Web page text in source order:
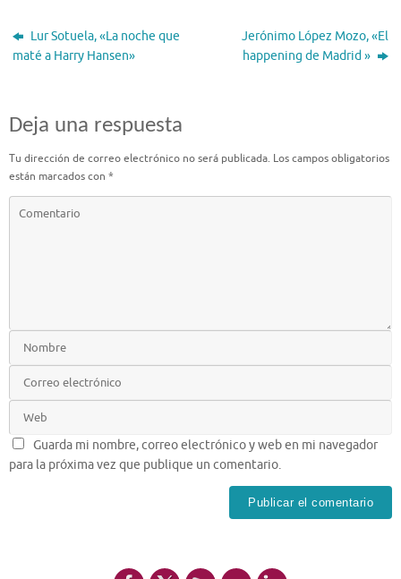
Lur Sotuela, «La noche que
maté a Harry Hansen»
Jerónimo López Mozo, «El
happening de Madrid »
Deja una respuesta
Tu dirección de correo electrónico no será publicada. Los campos obligatorios
están marcados con *
Guarda mi nombre, correo electrónico y web en mi navegador
para la próxima vez que publique un comentario.